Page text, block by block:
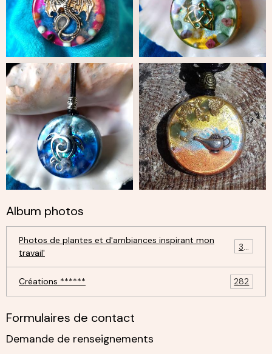
Album photos
Photos de plantes et d'ambiances inspirant mon
travail'
30
Créations ****** 282
Formulaires de contact
Demande de renseignements